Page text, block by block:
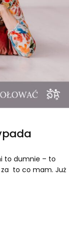
to dumnie – to
za to co mam. Już